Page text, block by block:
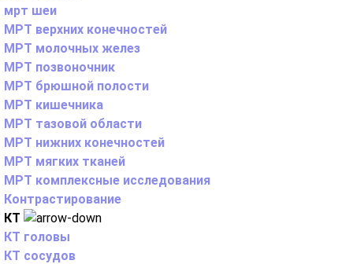
мрт шеи
МРТ верхних конечностей
МРТ молочных желез
МРТ позвоночник
МРТ брюшной полости
МРТ кишечника
МРТ тазовой области
МРТ нижних конечностей
МРТ мягких тканей
МРТ комплексные исследования
Контрастирование
КТ
КТ головы
КТ сосудов